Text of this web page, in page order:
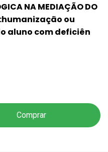
NA MEDIAÇÃO DO
ou
aluno com deficiên